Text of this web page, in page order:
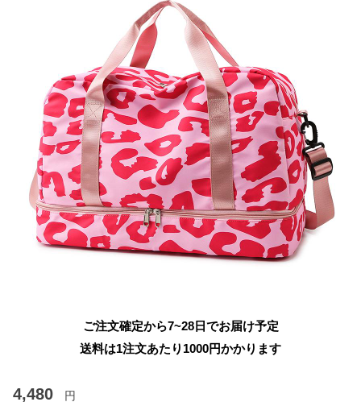
ご注文確定から7~28日でお届け予定
送料は1注文あたり 1000円かかります
4,480 円